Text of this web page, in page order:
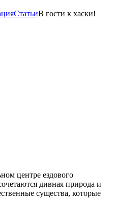
СтатьиВ гости к хаски!
центре ездового
дивная природа и
существа, которые